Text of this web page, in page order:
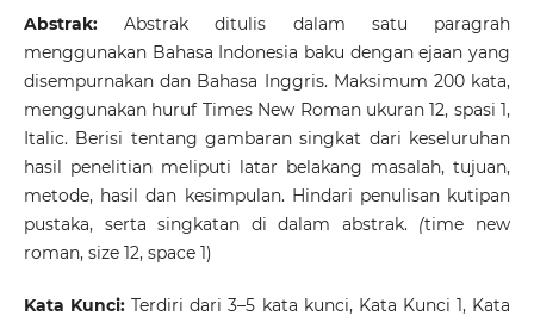
Abstrak:Abstrak ditulis dalam satu paragrah
menggunakan Bahasa Indonesia baku dengan ejaan yang
disempurnakan dan Bahasa Inggris. Maksimum 200 kata,
menggunakan huruf Times New Roman ukuran 12, spasi 1,
Italic. Berisi tentang gambaran singkat dari keseluruhan
hasil penelitian meliputi latar belakang masalah, tujuan,
metode, hasil dan kesimpulan. Hindari penulisan kutipan
pustaka, serta singkatan di dalam abstrak. (time new
roman, size 12, space 1)
Kata Kunci:Terdiri dari 3–5 kata kunci, Kata Kunci 1, Kata